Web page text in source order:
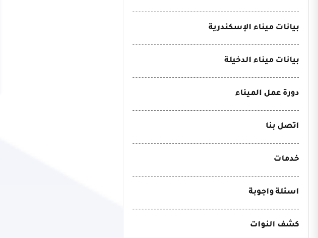
بيانات ميناء الإسكندرية
بيانات ميناء الدخيلة
دورة عمل الميناء
اتصل بنا
خدمات
اسئلة واجوبة
كشف النوات